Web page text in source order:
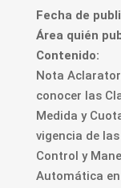
Fecha de
Área quién
Contenido:
Nota
conocer las
Medida y
vigencia de
Control y
Automática